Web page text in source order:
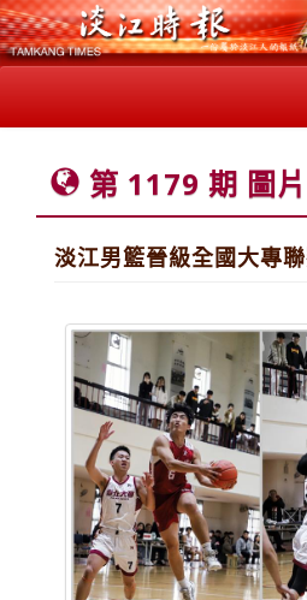
第 1179 期 圖
淡江男籃晉級全國大專